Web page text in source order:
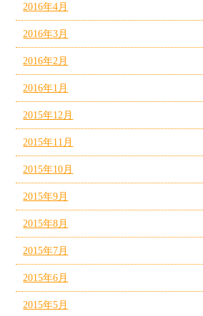
2016年4月
2016年3月
2016年2月
2016年1月
2015年12月
2015年11月
2015年10月
2015年9月
2015年8月
2015年7月
2015年6月
2015年5月